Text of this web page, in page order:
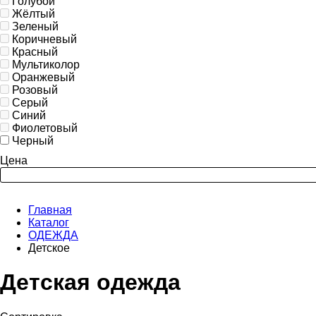
Жёлтый
Зеленый
Коричневый
Красный
Мультиколор
Оранжевый
Розовый
Серый
Синий
Фиолетовый
Черный
Цена
Главная
Каталог
ОДЕЖДА
Детское
Детская одежда